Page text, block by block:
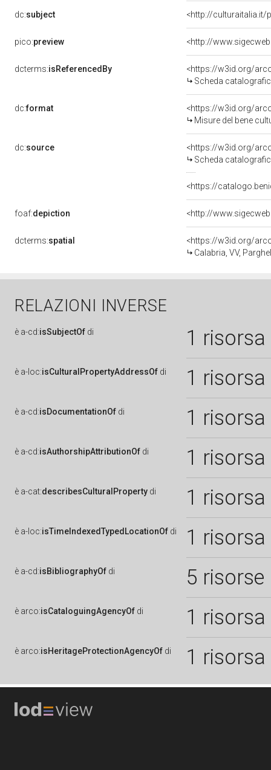
dc:subject <http://culturaitalia.it/
pico:preview <http://
dcterms:isReferencedBy
<https://w3id.org/
Scheda
dc:format
<https://w3id.org/
Misure del bene
dc:source
<https://w3id.org/
Scheda
<https://
foaf:depiction <http://
dcterms:spatial
<https://w3id.org/
Calabria, VV,
RELAZIONI INVERSE
è a-cd:isSubjectOf di 1 risorsa
è a-loc:isCulturalPropertyAddressOf di 1 risorsa
è a-cd:isDocumentationOf di 1 risorsa
è a-cd:isAuthorshipAttributionOf di 1 risorsa
è a-cat:describesCulturalProperty di 1 risorsa
è a-loc:isTimeIndexedTypedLocationOf di 1 risorsa
è a-cd:isBibliographyOf di 5 risorse
è arco:isCataloguingAgencyOf di 1 risorsa
è arco:isHeritageProtectionAgencyOf di 1 risorsa